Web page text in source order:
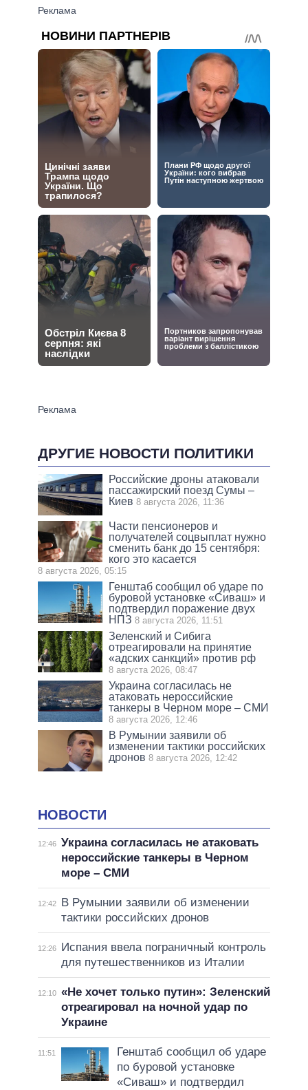
ДРУГИЕ НОВОСТИ ПОЛИТИКИ
Российские дроны атаковали
пассажирский поезд Сумы –
Киев 8 августа 2026, 11:36
Части пенсионеров и
получателей соцвыплат нужно
сменить банк до 15 сентября:
кого это касается
8 августа 2026, 05:15
Генштаб сообщил об ударе по
буровой установке «Сиваш» и
подтвердил поражение двух
НПЗ 8 августа 2026, 11:51
Зеленский и Сибига
отреагировали на принятие
«адских санкций» против рф
8 августа 2026, 08:47
Украина согласилась не
атаковать нероссийские
танкеры в Черном море – СМИ
8 августа 2026, 12:46
В Румынии заявили об
изменении тактики российских
дронов 8 августа 2026, 12:42
НОВОСТИ
12:46 Украина согласилась не атаковать
нероссийские танкеры в Черном
море – СМИ
12:42
В Румынии заявили об изменении
тактики российских дронов
12:26
Испания ввела пограничный контроль
для путешественников из Италии
12:10 «Не хочет только путин»: Зеленский
отреагировал на ночной удар по
Украине
11:51
Генштаб сообщил об ударе
по буровой установке
«Сиваш» и подтвердил